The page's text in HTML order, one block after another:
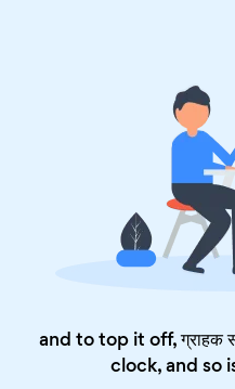
and to top it off, ग्राहक
clock, and so